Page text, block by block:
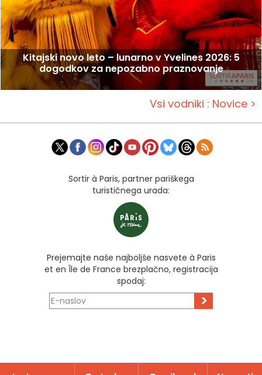
Kitajski novo leto – lunarno v Yvelines 2026: 5
dogodkov za nepozabno praznovanje
Vsi vodniki : Novice >
Sortir à Paris, partner pariškega
turističnega urada:
Prejemajte naše najboljše nasvete à Paris
et en Île de France brezplačno, registracija
spodaj:
>